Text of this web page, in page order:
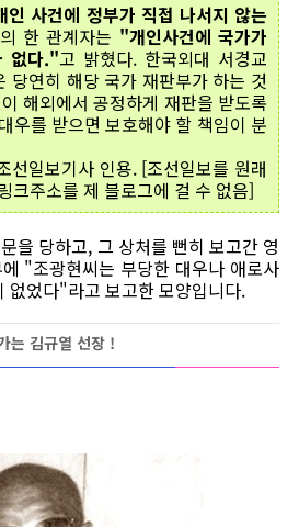
인 사건에 정부가 직접 나서지 않는
한 관계자는 "개인사건에 국가가
없다."고 밝혔다. 한국외대 서경교
당연히 해당 국가 재판부가 하는 것
해외에서 공정하게 재판을 받도록
우를 받으면 보호해야 할 책임이 분
일보기사 인용. [조선일보를 원래
크주소를 제 블로그에 걸 수 없음]
을 당하고, 그 상처를 뻔히 보고간 영
"조광현씨는 부당한 대우나 애로사
없었다"라고 보고한 모양입니다.
는 김규열 선장 !